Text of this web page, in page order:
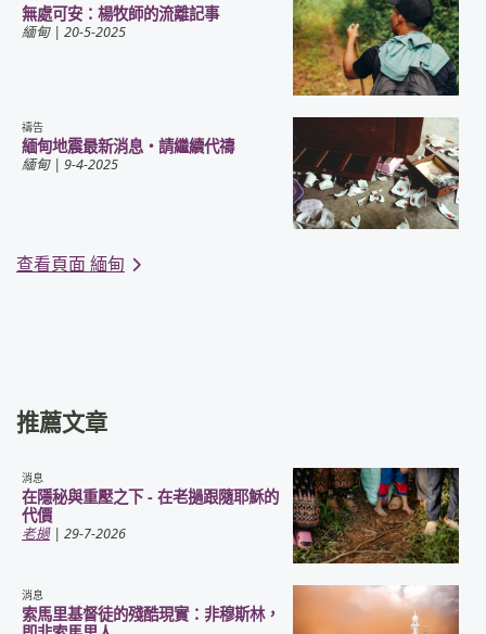
無處可安：楊牧師的流離記事
緬甸| 20-5-2025
禱告
緬甸地震最新消息・請繼續代禱
緬甸| 9-4-2025
查看頁面 緬甸
推薦文章
消息
在隱秘與重壓之下 - 在老撾跟隨耶穌的
代價
老撾| 29-7-2026
消息
索馬里基督徒的殘酷現實：非穆斯林，